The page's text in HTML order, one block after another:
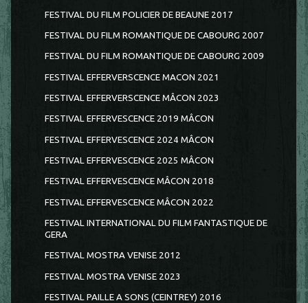
FESTIVAL DU FILM POLICIER DE BEAUNE 2017
FESTIVAL DU FILM ROMANTIQUE DE CABOURG 2007
FESTIVAL DU FILM ROMANTIQUE DE CABOURG 2009
FESTIVAL EFFERVERSCENCE MACON 2021
FESTIVAL EFFERVERSCENCE MÂCON 2023
FESTIVAL EFFERVESCENCE 2019 MÂCON
FESTIVAL EFFERVESCENCE 2024 MÂCON
FESTIVAL EFFERVESCENCE 2025 MÂCON
FESTIVAL EFFERVESCENCE MÂCON 2018
FESTIVAL EFFERVESCENCE MÂCON 2022
FESTIVAL INTERNATIONAL DU FILM FANTASTIQUE DE
GERA
FESTIVAL MOSTRA VENISE 2012
FESTIVAL MOSTRA VENISE 2023
FESTIVAL PAILLE A SONS (CEINTREY) 2016